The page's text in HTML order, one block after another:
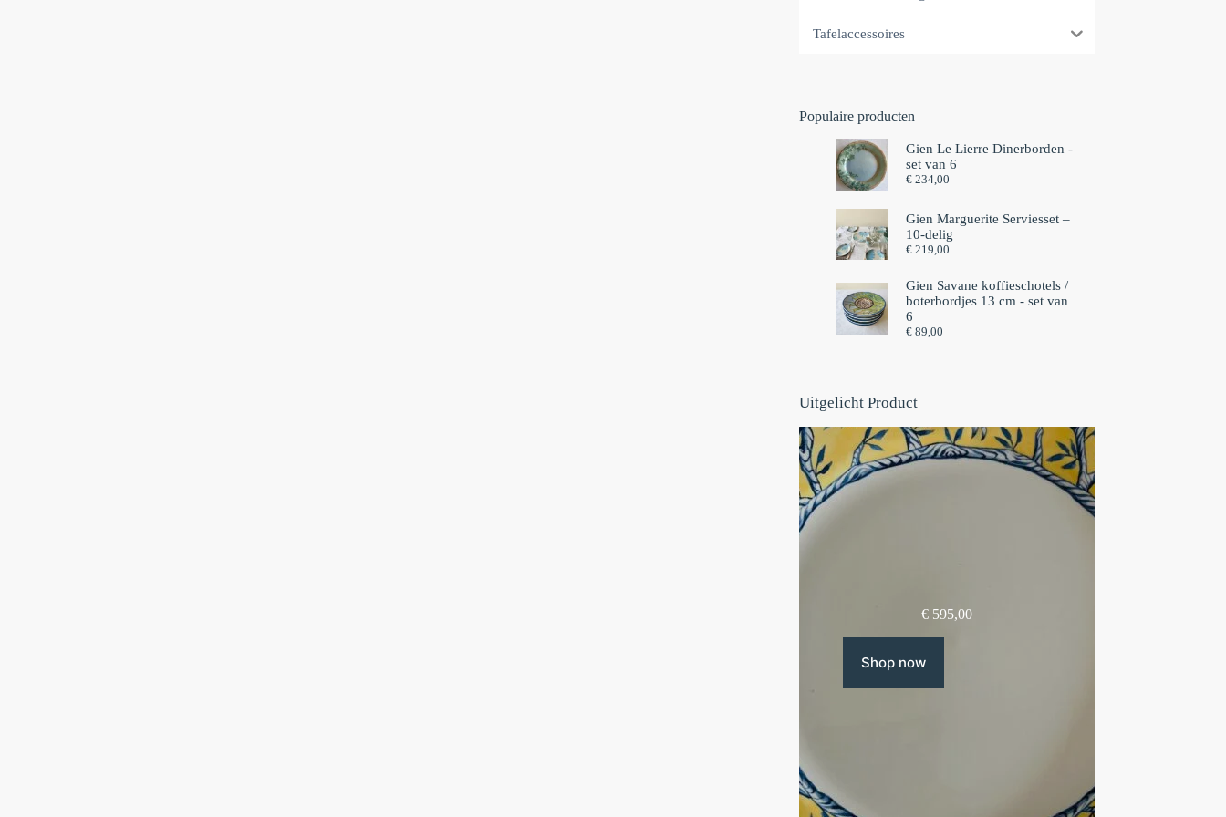
Tafelaccessoires
Populaire producten
Gien Le Lierre Dinerborden -
set van 6
€234,00
Gien Marguerite Serviesset –
10-delig
€219,00
Gien Savane koffieschotels /
boterbordjes 13 cm - set van
6⁠
€89,00
Uitgelicht Product
€ 595,00
Shop now